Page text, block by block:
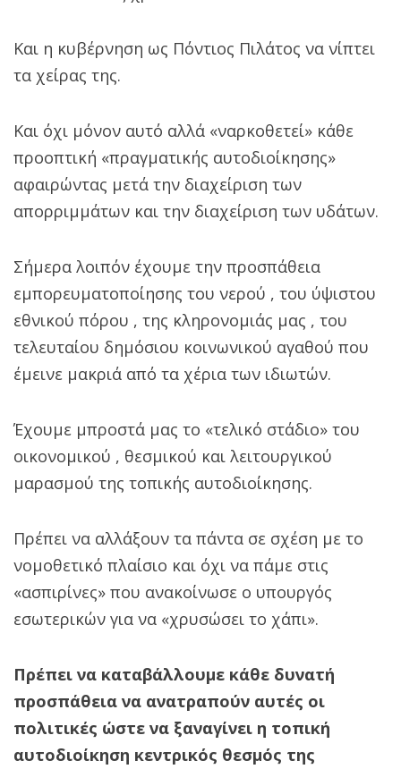
Και η κυβέρνηση ως Πόντιος Πιλάτος να νίπτει
τα χείρας της.
Και όχι μόνον αυτό αλλά «ναρκοθετεί» κάθε
προοπτική «πραγματικής αυτοδιοίκησης»
αφαιρώντας μετά την διαχείριση των
απορριμμάτων και την διαχείριση των υδάτων.
Σήμερα λοιπόν έχουμε την προσπάθεια
εμπορευματοποίησης του νερού , του ύψιστου
εθνικού πόρου , της κληρονομιάς μας , του
τελευταίου δημόσιου κοινωνικού αγαθού που
έμεινε μακριά από τα χέρια των ιδιωτών.
Έχουμε μπροστά μας το «τελικό στάδιο» του
οικονομικού , θεσμικού και λειτουργικού
μαρασμού της τοπικής αυτοδιοίκησης.
Πρέπει να αλλάξουν τα πάντα σε σχέση με το
νομοθετικό πλαίσιο και όχι να πάμε στις
«ασπιρίνες» που ανακοίνωσε ο υπουργός
εσωτερικών για να «χρυσώσει το χάπι».
Πρέπει να καταβάλλουμε κάθε δυνατή
προσπάθεια να ανατραπούν αυτές οι
πολιτικές ώστε να ξαναγίνει η τοπική
αυτοδιοίκηση κεντρικός θεσμός της